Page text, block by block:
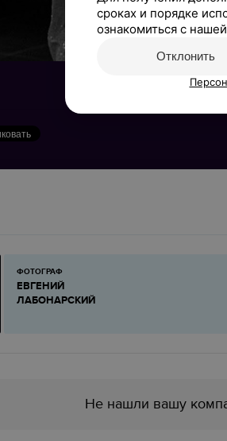
ФОТОГРАФ
ЕВГЕНИЙ
ЛАБОНАРСКИЙ
Не нашли вашу
сроках и порядке
ознакомиться с нашей
Отклонить